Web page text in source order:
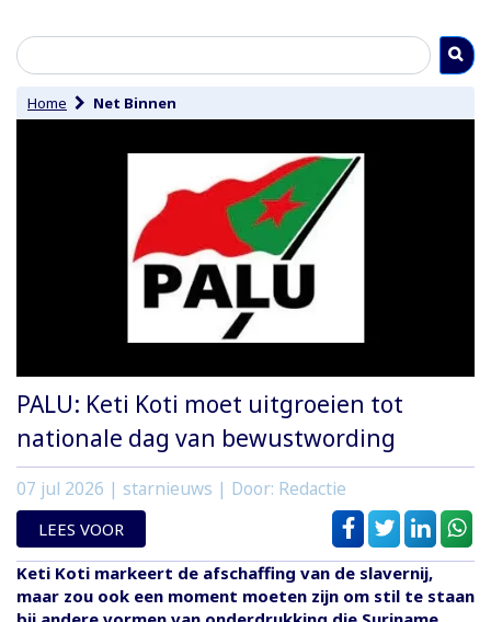
Home Net Binnen
PALU: Keti Koti moet uitgroeien tot
nationale dag van bewustwording
07 jul 2026 | starnieuws | Door: Redactie
LEES VOOR
Keti Koti markeert de afschaffing van de slavernij,
maar zou ook een moment moeten zijn om stil te staan